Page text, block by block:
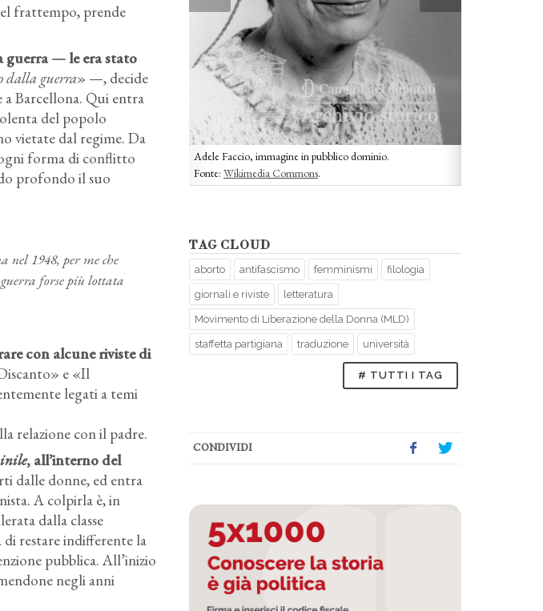
di Adele Faccio, arrestata alla
sull’aborto al Teatro Adriano.
Adele Faccio, immagine in pubblico dominio.
Fonte: Wikimedia Commons.
TAG CLOUD
aborto antifascismo femminismi filologia
giornali e riviste letteratura
Movimento di Liberazione della Donna (MLD)
staffetta partigiana traduzione università
# TUTTI I TAG
CONDIVIDI
frattempo, prende
guerra — le era stato
dalla guerra» —, decide
a Barcellona. Qui entra
del popolo
vietate dal regime. Da
ogni forma di conflitto
profondo il suo
1948, per me che
forse più lottata
con alcune riviste di
e «Il
legati a temi
relazione con il padre.
, all’interno del
dalle donne, ed entra
A colpirla è, in
dalla classe
restare indifferente la
pubblica. All’inizio
negli anni